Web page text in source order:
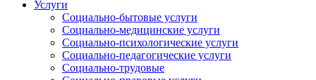
Услуги
Социально-бытовые услуги
Социально-медицинские услуги
Социально-психологические услуги
Социально-педагогические услуги
Социально-трудовые